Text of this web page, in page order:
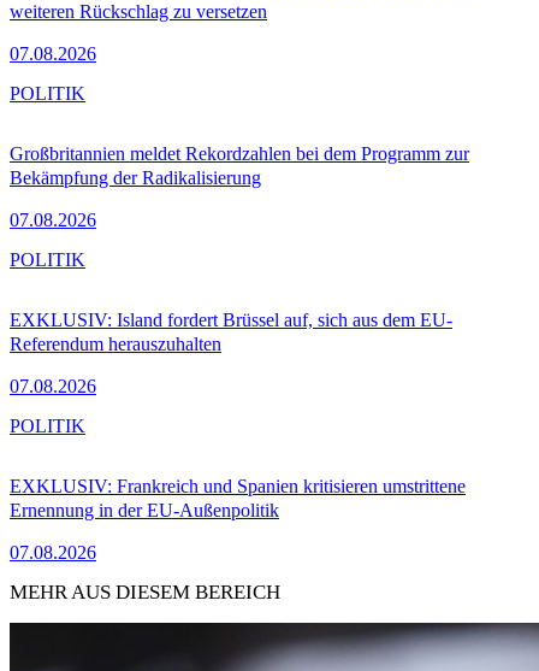
weiteren Rückschlag zu versetzen
07.08.2026
Großbritannien meldet Rekordzahlen bei dem Programm zur
Bekämpfung der Radikalisierung
07.08.2026
POLITIK
EXKLUSIV: Island fordert Brüssel auf, sich aus dem EU-
Referendum herauszuhalten
07.08.2026
POLITIK
EXKLUSIV: Frankreich und Spanien kritisieren umstrittene
Ernennung in der EU-Außenpolitik
07.08.2026
POLITIK
MEHR AUS DIESEM BEREICH